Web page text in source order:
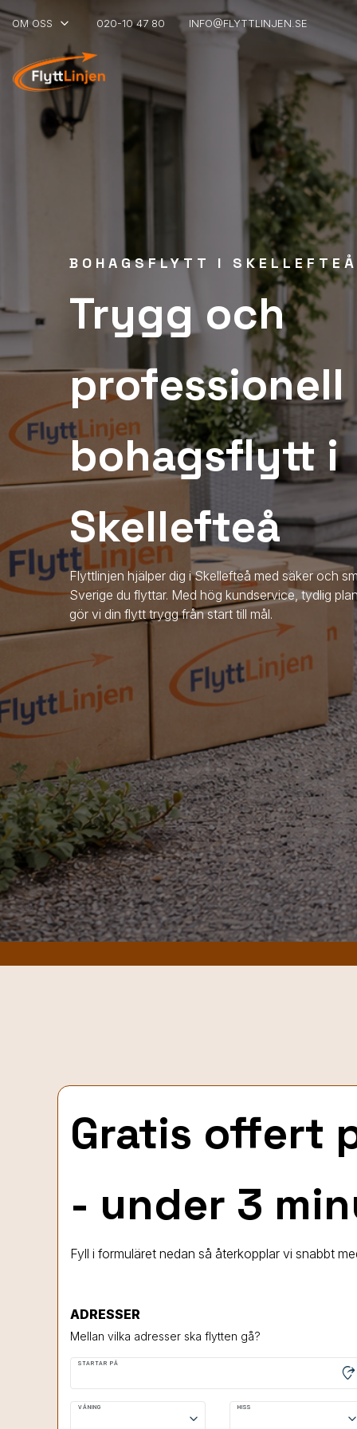
OM OSS keyboard_arrow_down 020-10 47 80 INFO@FLYTTLINJEN.SE
BOHAGSFLYTT I SKELLEFTEÅ
Trygg och
professionell
bohagsflytt i
Skellefteå
Flyttlinjen hjälper dig i Skellefteå med säker och
Sverige du flyttar. Med hög kundservice, tydlig
gör vi din flytt trygg från start till mål.
Gratis offert
- under 3
Fyll i formuläret nedan så återkopplar vi snabbt
ADRESSER
Mellan vilka adresser ska flytten gå?
STARTAR PÅ
moved_location
VÅNING
keyboard_arrow_down
HISS
keyboard_arrow_down